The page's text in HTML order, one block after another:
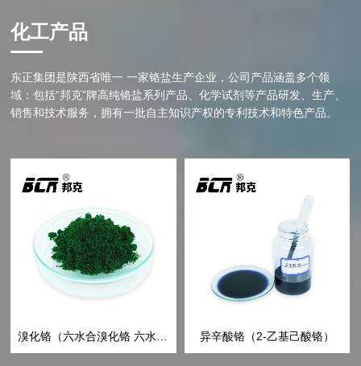
化工产品
东正集团是陕西省唯一 一家铬盐生产企业，公司产品涵盖多个领
域：包括“邦克”牌高纯铬盐系列产品、化学试剂等产品研发、生产、
销售和技术服务，拥有一批自主知识产权的专利技术和特色产品。
溴化铬（六水合溴化铬 六水合三溴化铬 三溴化铬六水合物） 异辛酸铬（2-乙基己酸铬）